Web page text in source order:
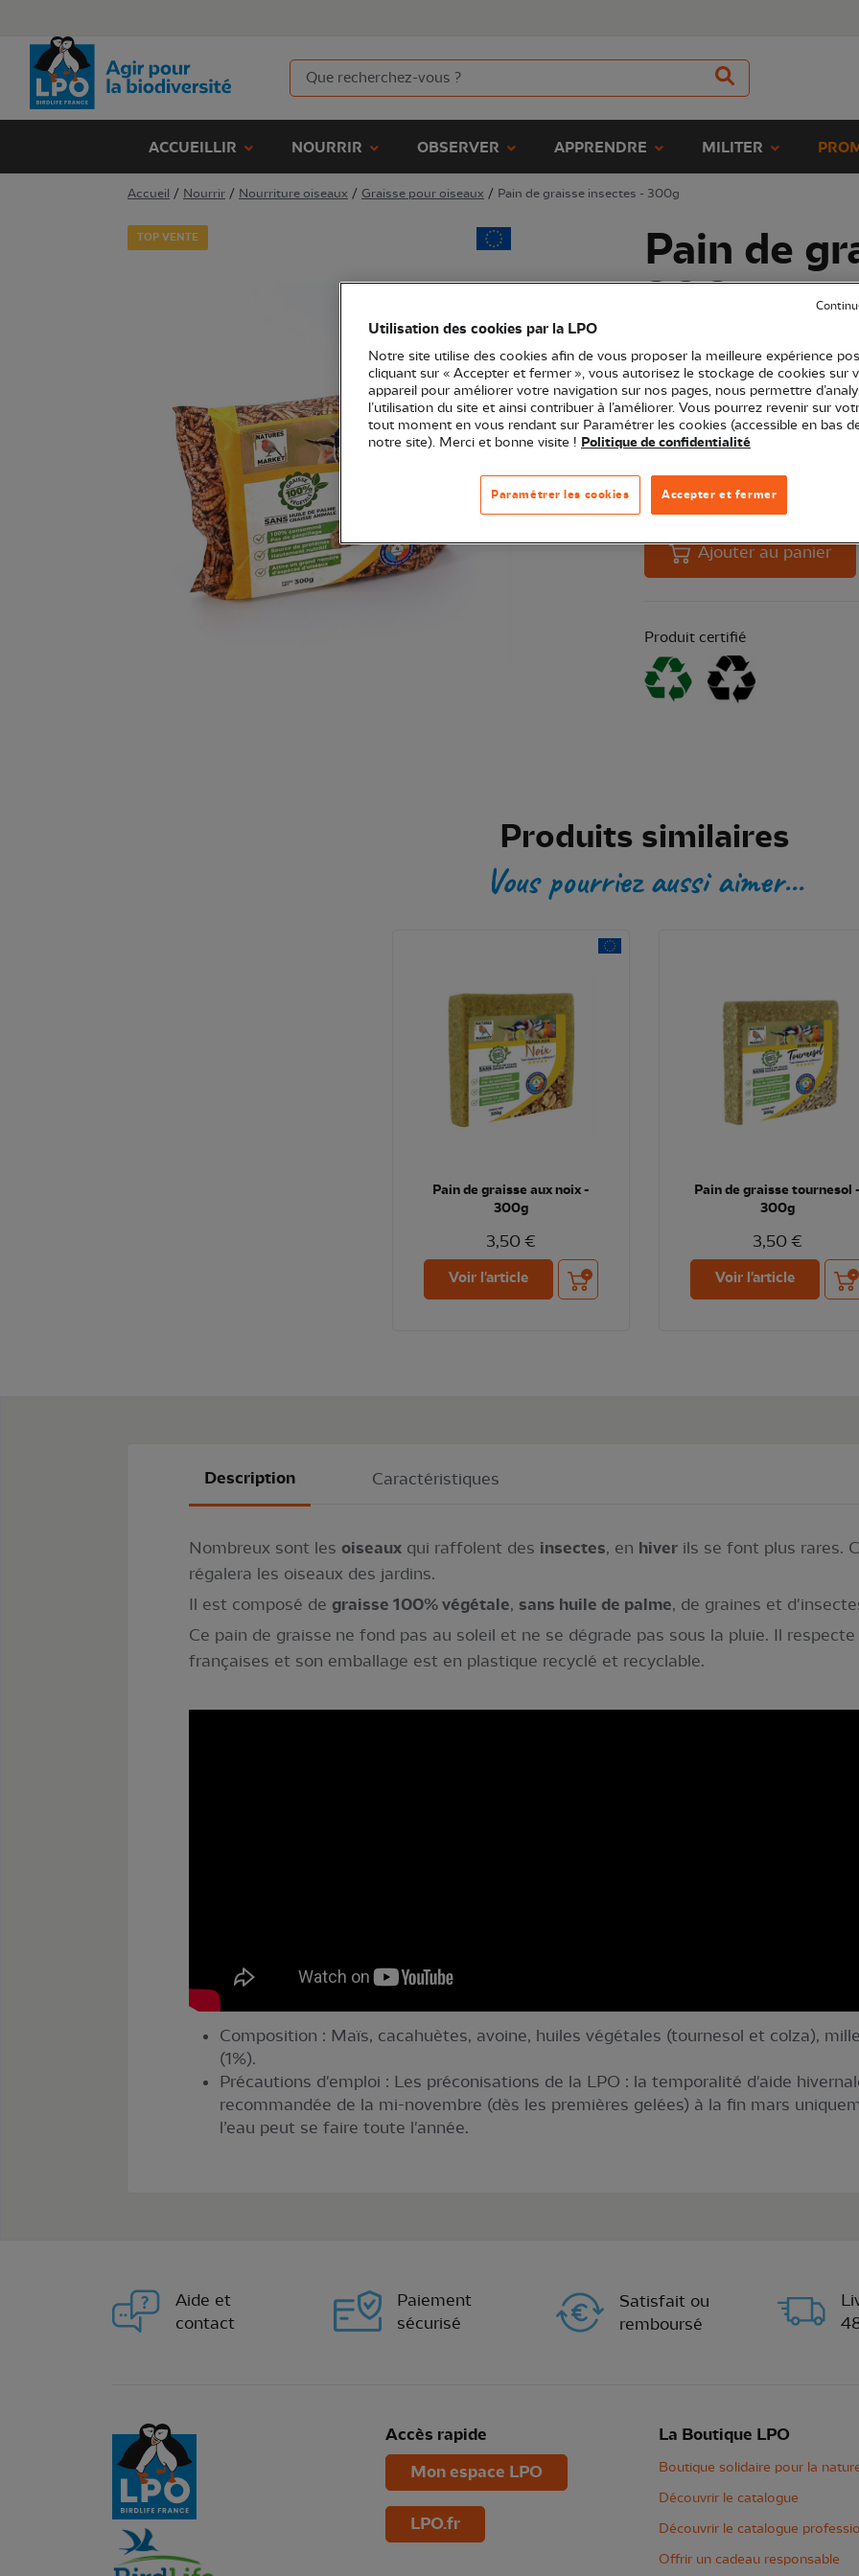
ACCUEILLIR NOURRIR OBSERVER APPRENDRE MILITER
Accueil / Nourrir / Nourriture oiseaux / Graisse pour oiseaux / Pain de graisse insectes - 300g
TOP VENTE
Pain de
300g
3,50 €
Pain de graisse 100% végétale,
Ajouter au panier
Produit certifié
Produits similaires
Vous pourriez aussi aimer...
Pain de graisse aux noix -
300g
3,50 €
Voir l'article Ajouter au panier
Pain de graisse tournesol -
300g
3,50 €
Voir l'article
Description Caractéristiques
Nombreux sont les oiseaux qui raffolent des insectes, en hiver ils se font plus rares.
régalera les oiseaux des jardins.
Il est composé de graisse 100% végétale, sans huile de palme, de graines et
Ce pain de graisse ne fond pas au soleil et ne se dégrade pas sous la pluie. Il
françaises et son emballage est en plastique recyclé et recyclable.
Composition : Maïs, cacahuètes, avoine, huiles végétales (tournesol et colza),
(1%).
Précautions d'emploi : Les préconisations de la LPO : la temporalité d'aide
recommandée de la mi-novembre (dès les premières gelées) à la fin mars
l’eau peut se faire toute l'année.
Aide et
contact
Paiement
sécurisé
Satisfait ou
remboursé
Accès rapide
Mon espace LPO
LPO.fr
La Boutique LPO
Boutique solidaire pour la
Découvrir le catalogue
Découvrir le catalogue
Offrir un cadeau responsable
Utilisation des cookies par la LPO
Notre site utilise des cookies afin de vous proposer la meilleure expérience
cliquant sur « Accepter et fermer », vous autorisez le stockage de cookies sur
appareil pour améliorer votre navigation sur nos pages, nous permettre
l’utilisation du site et ainsi contribuer à l’améliorer. Vous pourrez revenir sur
tout moment en vous rendant sur Paramétrer les cookies (accessible en bas
notre site). Merci et bonne visite ! Politique de confidentialité
Accepter et fermer
Paramétrer les cookies